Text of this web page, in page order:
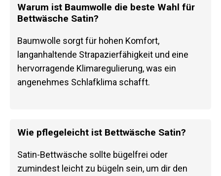
Warum ist Baumwolle die beste Wahl für
Bettwäsche Satin?
Baumwolle sorgt für hohen Komfort,
langanhaltende Strapazierfähigkeit und eine
hervorragende Klimaregulierung, was ein
angenehmes Schlafklima schafft.
Wie pflegeleicht ist Bettwäsche Satin?
Satin-Bettwäsche sollte bügelfrei oder
zumindest leicht zu bügeln sein, um dir den